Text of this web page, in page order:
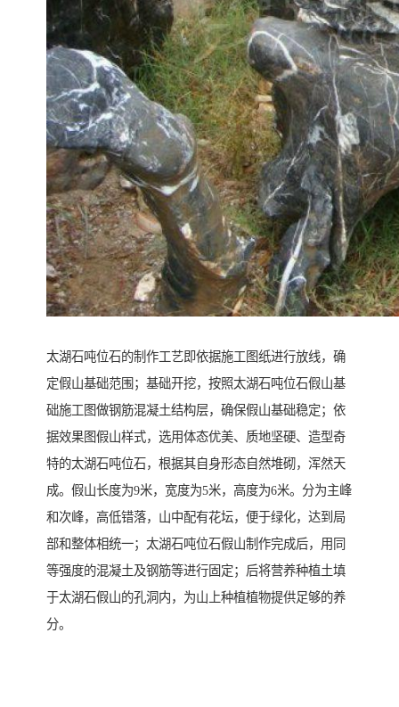
太湖石吨位石的制作工艺即依据施工图纸进行放线，确
定假山基础范围；基础开挖，按照太湖石吨位石假山基
础施工图做钢筋混凝土结构层，确保假山基础稳定；依
据效果图假山样式，选用体态优美、质地坚硬、造型奇
特的太湖石吨位石，根据其自身形态自然堆砌，浑然天
成。假山长度为9米，宽度为5米，高度为6米。分为主峰
和次峰，高低错落，山中配有花坛，便于绿化，达到局
部和整体相统一；太湖石吨位石假山制作完成后，用同
等强度的混凝土及钢筋等进行固定；后将营养种植土填
于太湖石假山的孔洞内，为山上种植植物提供足够的养
分。